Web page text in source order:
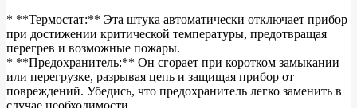
* **Термостат:** Эта штука автоматически отключает прибор
при достижении критической температуры, предотвращая
перегрев и возможные пожары.
* **Предохранитель:** Он сгорает при коротком замыкании
или перегрузке, разрывая цепь и защищая прибор от
повреждений. Убедись, что предохранитель легко заменить в
случае необходимости.